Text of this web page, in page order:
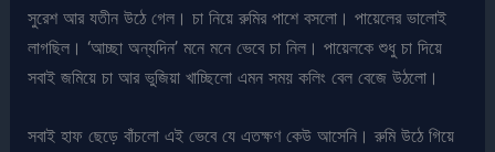
সুরেশ আর যতীন উঠে গেল। চা নিয়ে রুমির পাশে বসলো। পায়েলের ভালোই
লাগছিল। ‘আচ্ছা অন্যদিন’ মনে মনে ভেবে চা নিল। পায়েলকে শুধু চা দিয়ে
সবাই জমিয়ে চা আর ভুজিয়া খাচ্ছিলো এমন সময় কলিং বেল বেজে উঠলো।
সবাই হাফ ছেড়ে বাঁচলো এই ভেবে যে এতক্ষণ কেউ আসেনি। রুমি উঠে গিয়ে